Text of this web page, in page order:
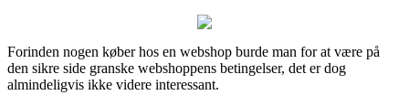
Forinden nogen køber hos en webshop burde man for at være på
den sikre side granske webshoppens betingelser, det er dog
almindeligvis ikke videre interessant.